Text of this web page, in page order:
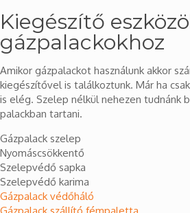
Kiegészítő
gázpalackokhoz
Amikor gázpalackot használunk akkor
kiegészítővel is találkoztunk. Már ha
is elég. Szelep nélkül nehezen tudnánk
palackban tartani.
Gázpalack szelep
Nyomáscsökkentő
Szelepvédő sapka
Szelepvédő karima
Gázpalack védőháló